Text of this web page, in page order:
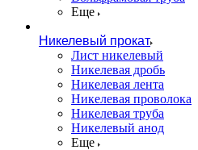
Еще
Никелевый прокат
Лист никелевый
Никелевая дробь
Никелевая лента
Никелевая проволока
Никелевая труба
Никелевый анод
Еще